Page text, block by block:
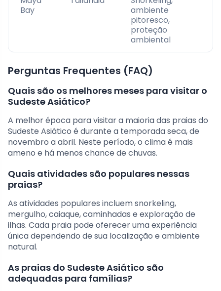
Bay
ambiente
pitoresco,
proteção
ambiental
Perguntas Frequentes (FAQ)
Quais são os melhores meses para visitar o
Sudeste Asiático?
A melhor época para visitar a maioria das praias do
Sudeste Asiático é durante a temporada seca, de
novembro a abril. Neste período, o clima é mais
ameno e há menos chance de chuvas.
Quais atividades são populares nessas
praias?
As atividades populares incluem snorkeling,
mergulho, caiaque, caminhadas e exploração de
ilhas. Cada praia pode oferecer uma experiência
única dependendo de sua localização e ambiente
natural.
As praias do Sudeste Asiático são
adequadas para famílias?